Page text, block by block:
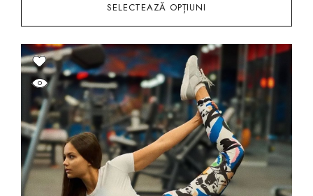
SELECTEAZĂ OPȚIUNI